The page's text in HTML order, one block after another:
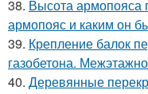
38. Высота армопояса
армопояс и каким он
39. Крепление балок
газобетона.
40. Деревянные